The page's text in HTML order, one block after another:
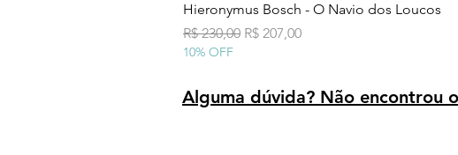
Hieronymus Bosch - O Navio dos Loucos
Preço normal
R$ 230,00 Preço promocional
R$ 207,00
10% OFF
Alguma dúvida? Não encontrou